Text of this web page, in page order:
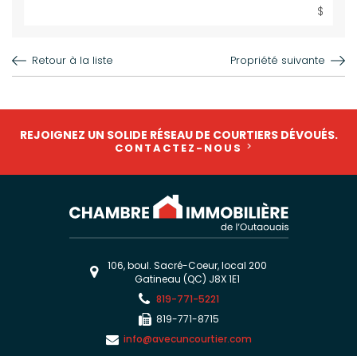
$
Retour à la liste Propriété suivante
REJOIGNEZ UN SOLIDE RÉSEAU DE COURTIERS DÉVOUÉS.
CONTACTEZ-NOUS
106, boul. Sacré-Coeur, local 200
Gatineau (QC) J8X 1E1
819-771-5221
819-771-8715
info@avecuncourtier.com